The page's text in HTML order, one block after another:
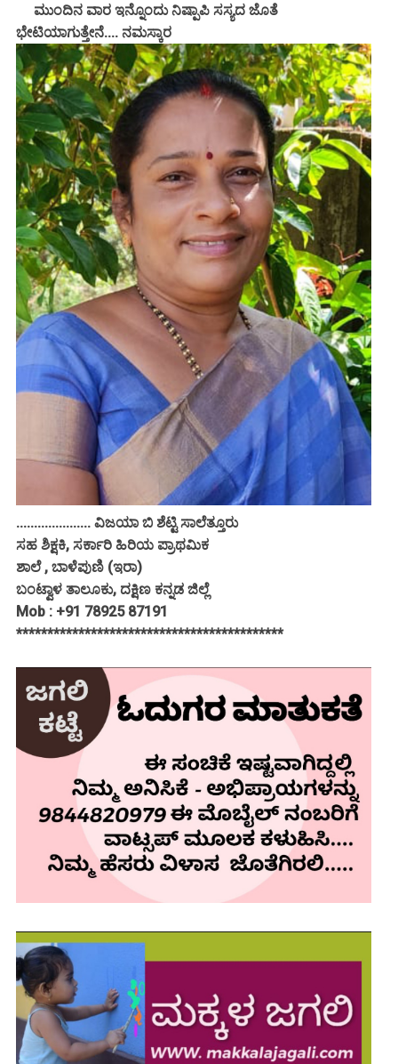
ಮುಂದಿನ ವಾರ ಇನ್ನೊಂದು ನಿಷ್ಪಾಪಿ ಸಸ್ಯದ ಜೊತೆ
ಭೇಟಿಯಾಗುತ್ತೇನೆ.... ನಮಸ್ಕಾರ
..................... ವಿಜಯಾ ಬಿ ಶೆಟ್ಟಿ ಸಾಲೆತ್ತೂರು
ಸಹ ಶಿಕ್ಷಕಿ, ಸರ್ಕಾರಿ ಹಿರಿಯ ಪ್ರಾಥಮಿಕ
ಶಾಲೆ , ಬಾಳೆಪುಣಿ (ಇರಾ)
ಬಂಟ್ವಾಳ ತಾಲೂಕು, ದಕ್ಷಿಣ ಕನ್ನಡ ಜಿಲ್ಲೆ
Mob : +91 78925 87191
*******************************************